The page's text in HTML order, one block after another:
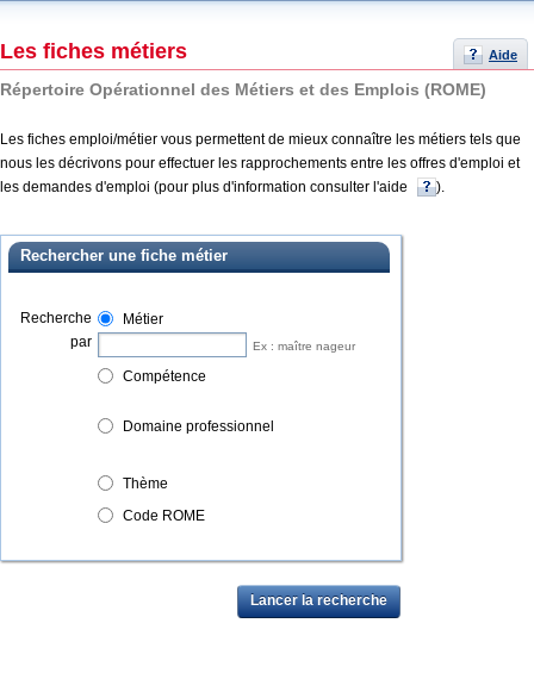
Les fiches métiers Aide
Répertoire Opérationnel des Métiers et des Emplois (ROME)
Les fiches emploi/métier vous permettent de mieux connaître les métiers tels que
nous les décrivons pour effectuer les rapprochements entre les offres d'emploi et
les demandes d'emploi (pour plus d'information consulter l'aide
).
Rechercher une fiche métier
Recherche
par
Métier
Ex : maître nageur
Compétence
Domaine professionnel
Thème
Code ROME